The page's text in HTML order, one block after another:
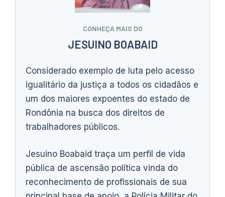
CONHEÇA MAIS DO
JESUINO BOABAID
Considerado exemplo de luta pelo acesso
igualitário da justiça a todos os cidadãos e
um dos maiores expoentes do estado de
Rondônia na busca dos direitos de
trabalhadores públicos.
Jesuino Boabaid traça um perfil de vida
pública de ascensão política vinda do
reconhecimento de profissionais de sua